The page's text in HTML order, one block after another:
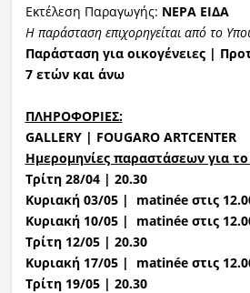
Εκτέλεση Παραγωγής: ΝΕΡΑ ΕΙΔΑ
Η παράσταση επιχορηγείται απότο
Παράσταση για οικογένειες |
7 ετών και άνω
ΠΛΗΡΟΦΟΡΙΕΣ:
GALLERY| FOUGARO ARTCENTER
Ημερομηνίες παραστάσεων για
Τρίτη 28/04 | 20.30
Κυριακή 03/05 | matinéeστις
Κυριακή 10/05 | matinéeστις
Τρίτη 12/05 | 20.30
Κυριακή 17/05 | matinéeστις
Τρίτη 19/05 | 20.30